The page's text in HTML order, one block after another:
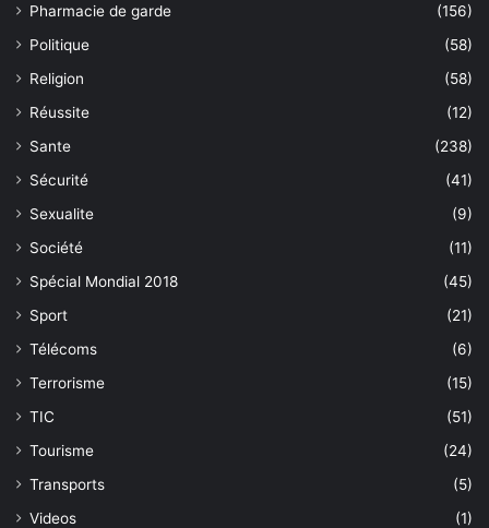
Pharmacie de garde
(156)
Politique
(58)
Religion
(58)
Réussite
(12)
Sante
(238)
Sécurité
(41)
Sexualite
(9)
Société
(11)
Spécial Mondial 2018
(45)
Sport
(21)
Télécoms
(6)
Terrorisme
(15)
TIC
(51)
Tourisme
(24)
Transports
(5)
Videos
(1)